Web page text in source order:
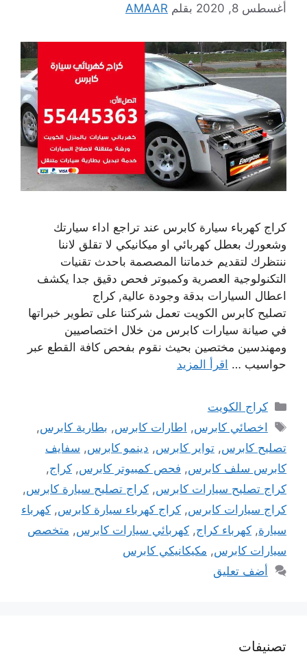
أغسطس 8, 2020 بقلم AMAAR
كراج كهرباء سيارة كابرس عند تراجع اداء سيارتك
وشعورك بعطل كهربائي او ميكانيكي لا تقلق لاننا
ننتظرك لتقديم خدماتنا المصصمة باحدث تقنيات
التكنولوجية العصرية وكمبوتر فحص دقيق جدا يكشف
اعطال السيارات بدقة وجودة عالية, كراج
تصليح كابرس الكويت تعمل شركتنا على تطوير خبراتها
في صيانة سيارات كابرس من خلال اختصاصيين
ومهندسين مختصين بحيث نقوم بفحص كافة القطع عبر
حواسيب … اقرأ المزيد
التصنيفات
كراج الكويت
الوسوم
اخصائي كابرس, اطارات كابرس, بطارية كابرس,
تصليح كابرس, تواير كابرس, دينمو كابرس, سفايف
كابرس سلف كابرس, فحص كمبيوتر كابرس, كراج,
كراج تصليح سيارات كابرس, كراج تصليح سيارة كابرس,
كراج سيارات كابرس, كراج كهرباء سيارة كابرس, كهرباء
سيارة, كهرباء كراج, كهربائي سيارات كابرس, متخصص
سيارات كابرس, مكيكانيكي كابرس
أضف تعليق
تصنيفات